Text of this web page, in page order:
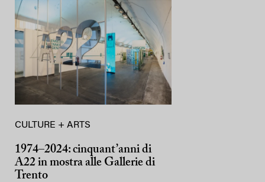
CULTURE + ARTS
1974–2024: cinquant’anni di
A22 in mostra alle Gallerie di
Trento